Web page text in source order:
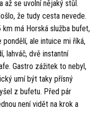
až se uvolní nějaký stůl.
že tudy cesta nevede.
má Horská služba bufet,
ale intuice mi říká,
lahváč, dvě instantní
Gastro zážitek to nebyl,
umí být taky přísný
z bufetu. Před pár
není vidět na krok a